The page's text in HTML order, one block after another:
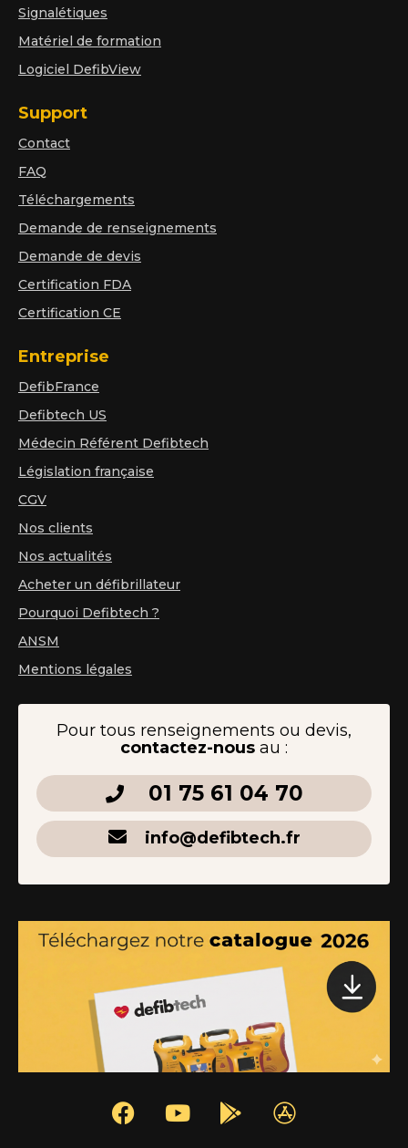
Signalétiques
Matériel de formation
Logiciel DefibView
Support
Contact
FAQ
Téléchargements
Demande de renseignements
Demande de devis
Certification FDA
Certification CE
Entreprise
DefibFrance
Defibtech US
Médecin Référent Defibtech
Législation française
CGV
Nos clients
Nos actualités
Acheter un défibrillateur
Pourquoi Defibtech ?
ANSM
Mentions légales
Pour tous renseignements ou devis,
contactez-nous au :
01 75 61 04 70
info@defibtech.fr